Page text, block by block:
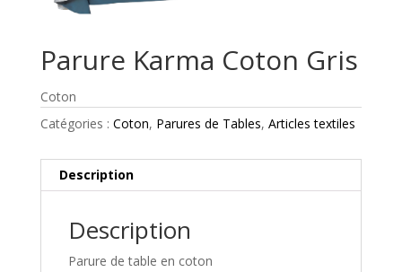
Parure Karma Coton Gris
Coton
Catégories : Coton, Parures de Tables, Articles textiles
Description
Description
Parure de table en coton